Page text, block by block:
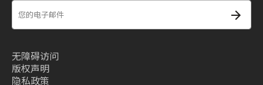
无障碍访问
版权声明
隐私政策